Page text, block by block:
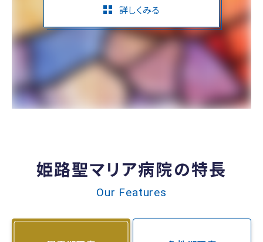
詳しくみる
姫路聖マリア病院の特長
Our Features